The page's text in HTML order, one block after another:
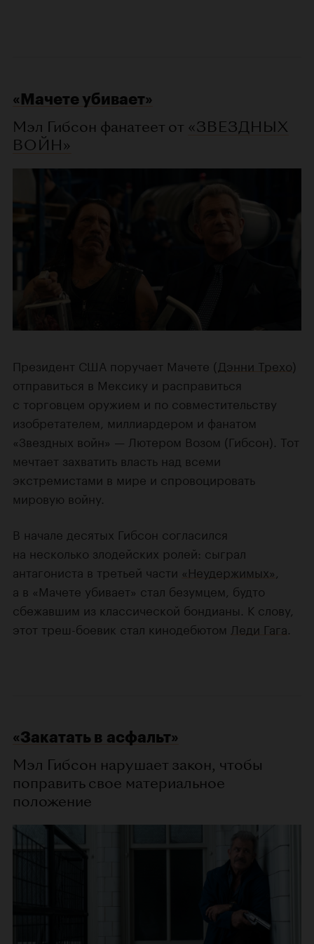
«Мачете убивает»
Мэл Гибсон фанатеет от «ЗВЕЗДНЫХ
ВОЙН»
Президент США поручает Мачете (Дэнни Трехо)
отправиться в Мексику и расправиться
с торговцем оружием и по совместительству
изобретателем, миллиардером и фанатом
«Звездных войн» — Лютером Возом (Гибсон). Тот
мечтает захватить власть над всеми
экстремистами в мире и спровоцировать
мировую войну.
В начале десятых Гибсон согласился
на несколько злодейских ролей: сыграл
антагониста в третьей части «Неудержимых»,
а в «Мачете убивает» стал безумцем, будто
сбежавшим из классической бондианы. К слову,
этот треш-боевик стал кинодебютом Леди Гага.
«Закатать в асфальт»
Мэл Гибсон нарушает закон, чтобы
поправить свое материальное
положение